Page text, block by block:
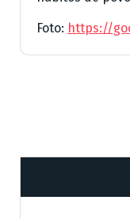
Foto: https://